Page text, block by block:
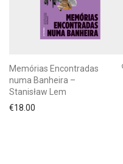
Memórias Encontradas
numa Banheira –
Stanisław Lem
€18.00